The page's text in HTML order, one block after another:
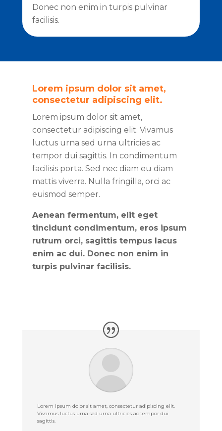
Donec non enim in turpis pulvinar
facilisis.
Lorem ipsum dolor sit amet,
consectetur adipiscing elit.
Lorem ipsum dolor sit amet,
consectetur adipiscing elit. Vivamus
luctus urna sed urna ultricies ac
tempor dui sagittis. In condimentum
facilisis porta. Sed nec diam eu diam
mattis viverra. Nulla fringilla, orci ac
euismod semper.
Aenean fermentum, elit eget
tincidunt condimentum, eros ipsum
rutrum orci, sagittis tempus lacus
enim ac dui. Donec non enim in
turpis pulvinar facilisis.
Lorem ipsum dolor sit amet, consectetur adipiscing elit.
Vivamus luctus urna sed urna ultricies ac tempor dui
sagittis.